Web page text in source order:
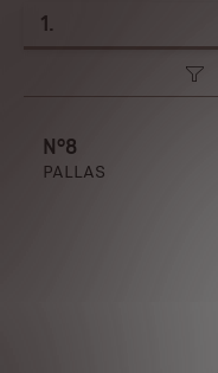
1 .
N°8
PALLAS